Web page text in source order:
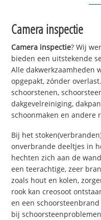
Camera inspectie
Camera inspectie? Wij
bieden een uitstekende
Alle dakwerkzaamheden
opgepakt, zónder
schoorstenen,
dakgevelreiniging,
schoonmaken en andere
Bij het
onverbrande deeltjes in
hechten zich aan de
een teerachtige, zeer
zoals hout en kolen,
rook kan creosoot
en een
bij